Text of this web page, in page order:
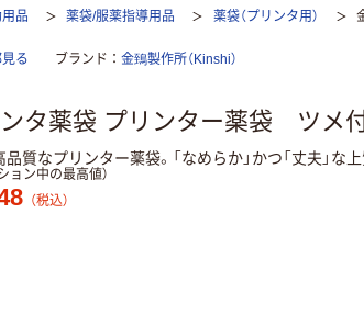
品 薬袋/服薬指導用品 薬袋（プリンタ用）
る ブランド 金鵄製作所（Kinshi）
タ薬袋 プリンター薬袋 ツメ
質なプリンター薬袋。「なめらか」かつ「丈夫」
ョン中の最高値）
（税込）